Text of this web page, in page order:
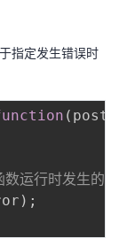
指定发生错误时
( posts
运行时发生的
) ;